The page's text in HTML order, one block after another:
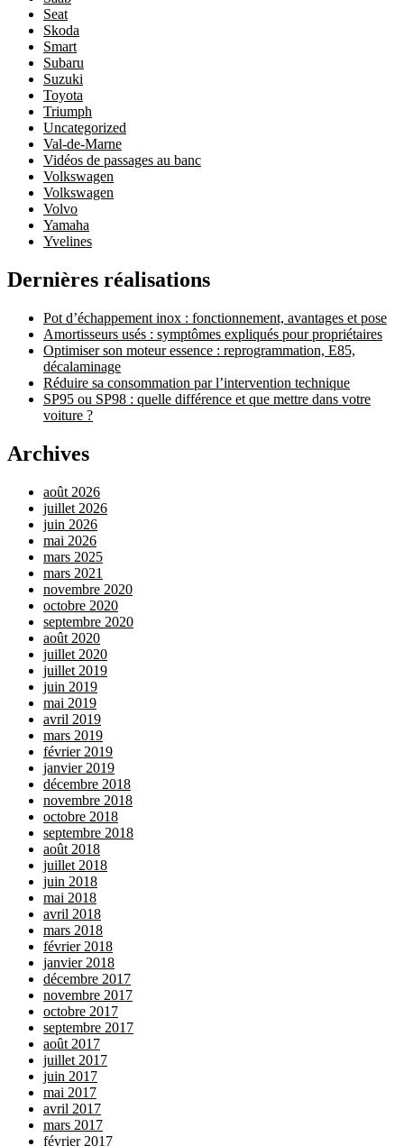
Seat
Skoda
Smart
Subaru
Suzuki
Toyota
Triumph
Uncategorized
Val-de-Marne
Vidéos de passages au banc
Volkswagen
Volkswagen
Volvo
Yamaha
Yvelines
Dernières réalisations
Pot d’échappement inox : fonctionnement, avantages et pose
Amortisseurs usés : symptômes expliqués pour propriétaires
Optimiser son moteur essence : reprogrammation, E85,
décalaminage
Réduire sa consommation par l’intervention technique
SP95 ou SP98 : quelle différence et que mettre dans votre
voiture ?
Archives
août 2026
juillet 2026
juin 2026
mai 2026
mars 2025
mars 2021
novembre 2020
octobre 2020
septembre 2020
août 2020
juillet 2020
juillet 2019
juin 2019
mai 2019
avril 2019
mars 2019
février 2019
janvier 2019
décembre 2018
novembre 2018
octobre 2018
septembre 2018
août 2018
juillet 2018
juin 2018
mai 2018
avril 2018
mars 2018
février 2018
janvier 2018
décembre 2017
novembre 2017
octobre 2017
septembre 2017
août 2017
juillet 2017
juin 2017
mai 2017
avril 2017
mars 2017
février 2017